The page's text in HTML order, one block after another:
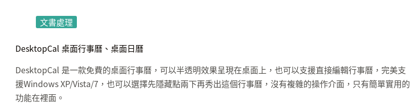
文書處理
DesktopCal 桌面行事曆、桌面日曆
DesktopCal 是一款免費的桌面行事曆，可以半透明效果呈現在桌面上，也可以支援直接編輯行事曆，完美支
援Windows XP/Vista/7，也可以選擇先隱藏點兩下再秀出這個行事曆，沒有複雜的操作介面，只有簡單實用的
功能在裡面。